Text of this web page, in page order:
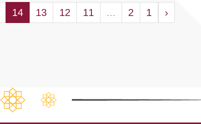
‹
1
2
...
11
12
13
14